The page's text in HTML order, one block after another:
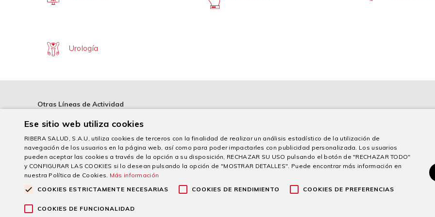
Urología
Otras Líneas de Actividad
“Esta empresa ha recibido una subvención de la Comunidad Autónoma de la Región de Murcia
Gobierno de España, para el apoyo a la solvencia empresarial en respuesta a la
Ese sitio web utiliza cookies
RIBERA SALUD, S.A.U, utiliza cookies de terceros con la finalidad de realizar un análisis estadístico de la utilización de
navegación de los usuarios en la página web, así como para poder impactarles con publicidad personalizada. Los usuarios
pueden aceptar las cookies a través de la opción a su disposición, RECHAZAR SU USO pulsando el botón de "RECHAZAR TODO"
y CONFIGURAR LAS COOKIES si lo desean pulsando la opción de "MOSTRAR DETALLES". Puede encontrar más información en
nuestra Política de Cookies. Más información
COOKIES ESTRICTAMENTE NECESARIAS
COOKIES DE RENDIMIENTO COOKIES DE PREFERENCIAS
COOKIES DE FUNCIONALIDAD